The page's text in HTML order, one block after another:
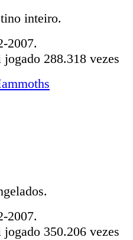
inteiro.
2007.
288.318 vezes
2007.
350.206 vezes